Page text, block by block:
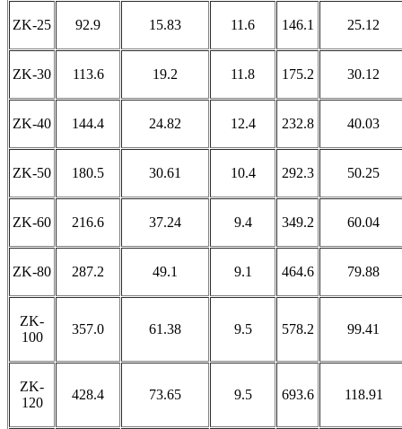
ZK-25 92.9 15.83 11.6 146.1 25.12
ZK-30 113.6 19.2 11.8 175.2 30.12
ZK-40 144.4 24.82 12.4 232.8 40.03
ZK-50 180.5 30.61 10.4 292.3 50.25
ZK-60 216.6 37.24 9.4 349.2 60.04
ZK-80 287.2 49.1 9.1 464.6 79.88
ZK-
100
357.0 61.38 9.5 578.2 99.41
ZK-
120
428.4 73.65 9.5 693.6 118.91